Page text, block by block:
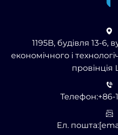
1195B, будівля 13-6,
економічного і
Телефон:+86-
Ел. пошта: